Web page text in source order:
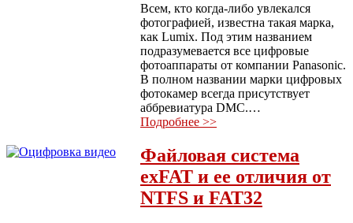
Всем, кто когда-либо увлекался
фотографией, известна такая марка,
как Lumix. Под этим названием
подразумевается все цифровые
фотоаппараты от компании Panasonic.
В полном названии марки цифровых
фотокамер всегда присутствует
аббревиатура DMC.…
Подробнее >>
Файловая система
exFAT и ее отличия от
NTFS и FAT32